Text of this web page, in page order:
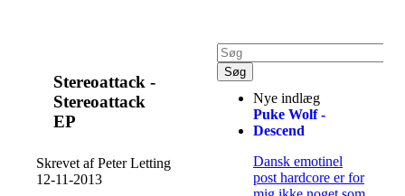
Stereoattack -
Stereoattack
EP
Skrevet af Peter Letting
12-11-2013
Nye indlæg
Puke Wolf -
Descend
Dansk emotinel
post hardcore er for